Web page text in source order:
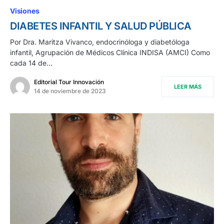
Visiones
DIABETES INFANTIL Y SALUD PÚBLICA
Por Dra. Maritza Vivanco, endocrinóloga y diabetóloga
infantil, Agrupación de Médicos Clínica INDISA (AMCI) Como
cada 14 de…
Editorial Tour Innovación
14 de noviembre de 2023
LEER MÁS